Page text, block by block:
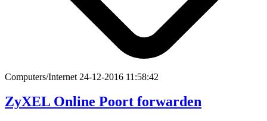
Computers/Internet 24-12-2016 11:58:42
ZyXEL Online Poort forwarden